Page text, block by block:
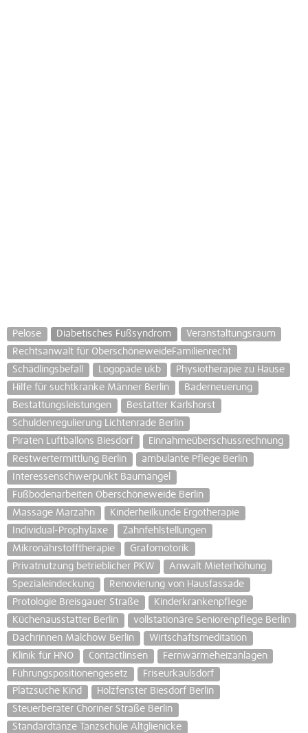
Pelose Diabetisches Fußsyndrom
Veranstaltungsraum
Rechtsanwalt für OberschöneweideFamilienrecht
Schädlingsbefall
Logopäde ukb
Physiotherapie zu Hause
Hilfe für suchtkranke Männer Berlin
Baderneuerung
Bestattungsleistungen
Bestatter Karlshorst
Schuldenregulierung Lichtenrade Berlin
Piraten Luftballons Biesdorf
Einnahmeüberschussrechnung
Restwertermittlung Berlin
ambulante Pflege Berlin
Interessenschwerpunkt Baumängel
Fußbodenarbeiten Oberschöneweide Berlin
Massage Marzahn
Kinderheilkunde Ergotherapie
Individual-Prophylaxe
Zahnfehlstellungen
Mikronährstofftherapie
Grafomotorik
Privatnutzung betrieblicher PKW
Anwalt Mieterhöhung
Spezialeindeckung
Renovierung von Hausfassade
Protologie Breisgauer Straße
Kinderkrankenpflege
Küchenausstatter Berlin
vollstationäre Seniorenpflege Berlin
Dachrinnen Malchow Berlin
Wirtschaftsmeditation
Klinik für HNO
Contactlinsen
Fernwärmeheizanlagen
Führungspositionengesetz
Friseurkaulsdorf
Platzsuche Kind
Holzfenster Biesdorf Berlin
Steuerberater Choriner Straße Berlin
Standardtänze Tanzschule Altglienicke